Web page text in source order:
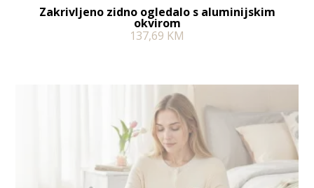
Zakrivljeno zidno ogledalo s aluminijskim
okvirom
137,69 KM